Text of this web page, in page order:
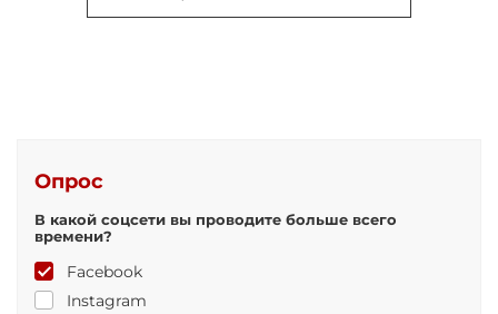
Опрос
В какой соцсети вы проводите больше всего
времени?
Facebook
Instagram